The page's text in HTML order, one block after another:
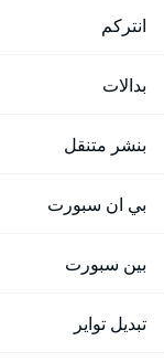
انتركم
بدالات
بنشر متنقل
بي ان سبورت
بين سبورت
تبديل تواير